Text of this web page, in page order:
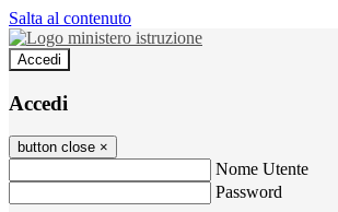
Salta al contenuto
Accedi
Accedi
button close ×
Nome Utente
Password